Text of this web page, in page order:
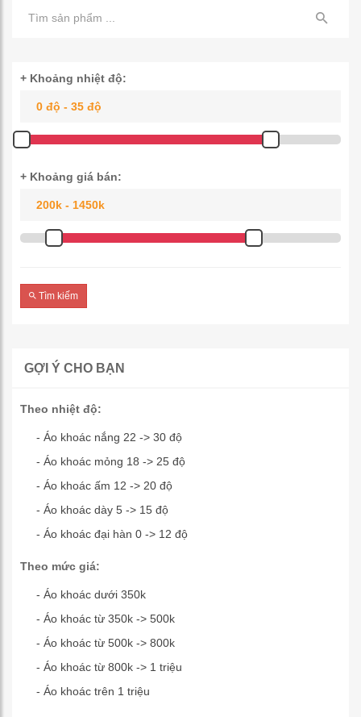
+ Khoảng nhiệt độ:
+ Khoảng giá bán:
Tìm kiếm
GỢI Ý CHO BẠN
Theo nhiệt độ:
- Áo khoác nắng 22 -> 30 độ
- Áo khoác mỏng 18 -> 25 độ
- Áo khoác ấm 12 -> 20 độ
- Áo khoác dày 5 -> 15 độ
- Áo khoác đại hàn 0 -> 12 độ
Theo mức giá:
- Áo khoác dưới 350k
- Áo khoác từ 350k -> 500k
- Áo khoác từ 500k -> 800k
- Áo khoác từ 800k -> 1 triệu
- Áo khoác trên 1 triệu